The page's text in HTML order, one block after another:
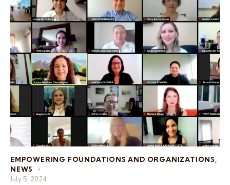
EMPOWERING FOUNDATIONS AND ORGANIZATIONS
NEWS
July 5, 2024